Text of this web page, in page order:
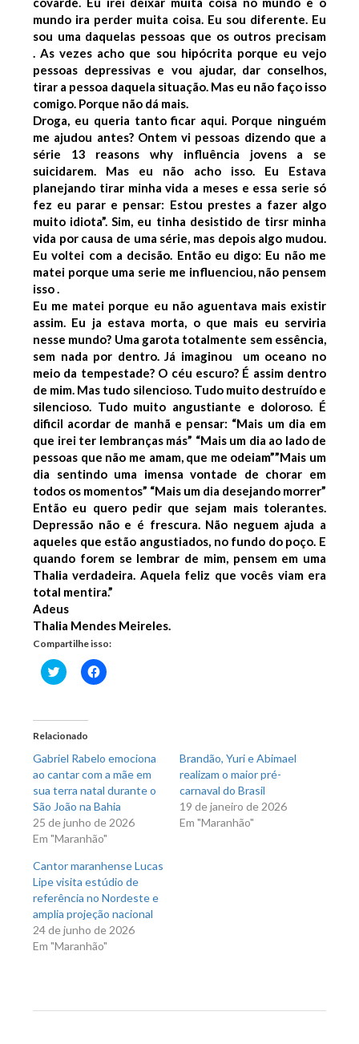
mundo ira perder muita coisa. Eu sou diferente. Eu
sou uma daquelas pessoas que os outros precisam
.As vezes acho que sou hipócrita porque eu vejo
pessoas depressivas e vou ajudar, dar conselhos,
tirar a pessoa daquela situação. Mas eu não faço isso
comigo. Porque não dá mais.
Droga, eu queria tanto ficar aqui. Porque ninguém
me ajudou antes? Ontem vi pessoas dizendo que a
série 13 reasons why influência jovens a se
suicidarem. Mas eu não acho isso. Eu Estava
planejando tirar minha vida a meses e essa serie só
fez eu parar e pensar: Estou prestes a fazer algo
muito idiota”.Sim, eu tinha desistido de tirsr minha
vida por causa de uma série, mas depois algo mudou.
Eu voltei com a decisão. Então eu digo: Eu não me
matei porque uma serie me influenciou, não pensem
isso .
Eu me matei porque eu não aguentava mais existir
assim. Eu ja estava morta, o que mais eu serviria
nesse mundo? Uma garota totalmente sem essência,
sem nada por dentro. Já imaginou um oceano no
meio da tempestade? O céu escuro? É assim dentro
de mim. Mas tudo silencioso. Tudo muito destruído e
silencioso. Tudo muito angustiante e doloroso. É
dificil acordar de manhã e pensar: “Mais um dia em
que irei ter lembranças más” “Mais um dia ao lado de
pessoas que não me amam, que me odeiam””Mais um
dia sentindo uma imensa vontade de chorar em
todos os momentos” “Mais um dia desejando morrer”
Então eu quero pedir que sejam mais tolerantes.
Depressão não e é frescura. Não neguem ajuda a
aqueles que estão angustiados, no fundo do poço. E
quando forem se lembrar de mim, pensem em uma
Thalia verdadeira. Aquela feliz que vocês viam era
total mentira.”
Adeus
Thalia Mendes Meireles.
Compartilhe isso:
Clique
para
em
nova
janela)
Clique
para
Relacionado
Gabriel Rabelo emociona
ao cantar com a mãe em
sua terra natal durante o
São João na Bahia
25 de junho de 2026
Em "Maranhão"
Brandão, Yuri e Abimael
realizam o maior pré-
carnaval do Brasil
19 de janeiro de 2026
Em "Maranhão"
Cantor maranhense Lucas
Lipe visita estúdio de
referência no Nordeste e
amplia projeção nacional
24 de junho de 2026
Em "Maranhão"